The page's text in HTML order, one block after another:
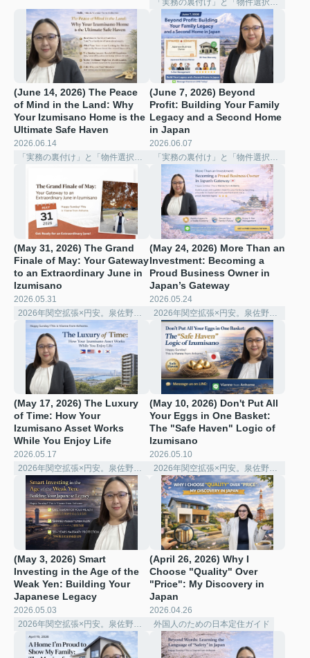
(June 14, 2026) The Peace
of Mind in the Land: Why
Your Izumisano Home is the
Ultimate Safe Haven ️
2026.06.14
「実務の裏付け」と「物件選択の深化」
(June 7, 2026) Beyond
Profit: Building Your Family
Legacy and a Second Home
in Japan
2026.06.07
「実務の裏付け」と「物件選択の深化」
(May 31, 2026) The Grand
Finale of May: Your Gateway
to an Extraordinary June in
Izumisano
2026.05.31
(May 24, 2026) More Than an
Investment: Becoming a
Proud Business Owner in
Japan’s Gateway ️
2026.05.24
(May 17, 2026) The Luxury
of Time: How Your
Izumisano Asset Works
While You Enjoy Life
2026.05.17
2026年関空拡張×円安。泉佐野で賢く稼ぐ「シェアハウス経営」の極意
(May 10, 2026) Don't Put All
Your Eggs in One Basket:
The "Safe Haven" Logic of
Izumisano ️
2026.05.10
2026年関空拡張×円安。泉佐野で賢く稼ぐ「シェアハウス経営」の極意
(May 3, 2026) Smart
Investing in the Age of the
Weak Yen: Building Your
Japanese Legacy
2026.05.03
(April 26, 2026) Why I
Choose "Quality" Over
"Price": My Discovery in
Japan
2026.04.26
外国人のための日本定住ガイド